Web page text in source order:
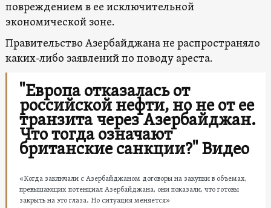
повреждением в ее исключительной
экономической зоне.
Правительство Азербайджана не распространяло
каких-либо заявлений по поводу ареста.
"Европа отказалась от
российской нефти, но не от ее
транзита через Азербайджан.
Что тогда означают
британские санкции?" Видео
«Когда заключали с Азербайджаном договоры на закупки в объемах,
превышающих потенциал Азербайджана, они показали, что готовы
закрыть на это глаза. Но ситуация меняется»